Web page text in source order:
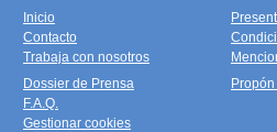
Inicio
Contacto
Trabaja con nosotros
Dossier de Prensa
F.A.Q.
Gestionar cookies